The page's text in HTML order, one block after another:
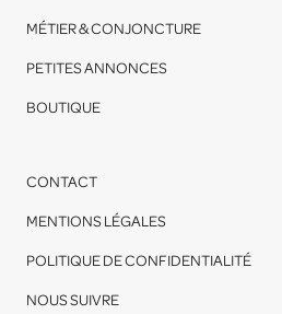
MÉTIER & CONJONCTURE
PETITES ANNONCES
BOUTIQUE
CONTACT
MENTIONS LÉGALES
POLITIQUE DE CONFIDENTIALITÉ
NOUS SUIVRE